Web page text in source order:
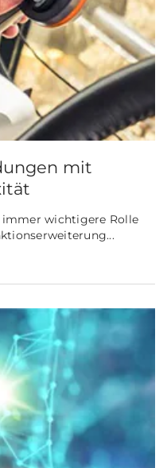
mit
wichtigere Rolle